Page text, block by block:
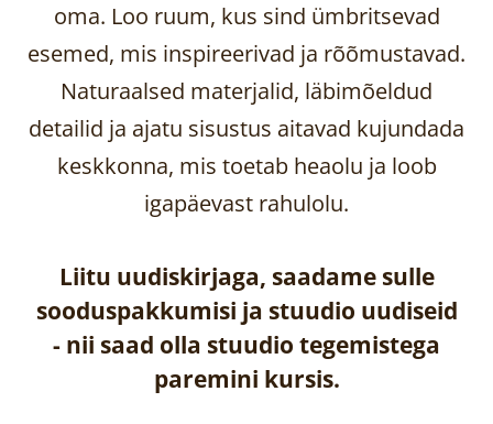
oma. Loo ruum, kus sind ümbritsevad
esemed, mis inspireerivad ja rõõmustavad.
Naturaalsed materjalid, läbimõeldud
detailid ja ajatu sisustus aitavad kujundada
keskkonna, mis toetab heaolu ja loob
igapäevast rahulolu.
Liitu uudiskirjaga, saadame sulle
sooduspakkumisi ja stuudio uudiseid
- nii saad olla stuudio tegemistega
paremini kursis.